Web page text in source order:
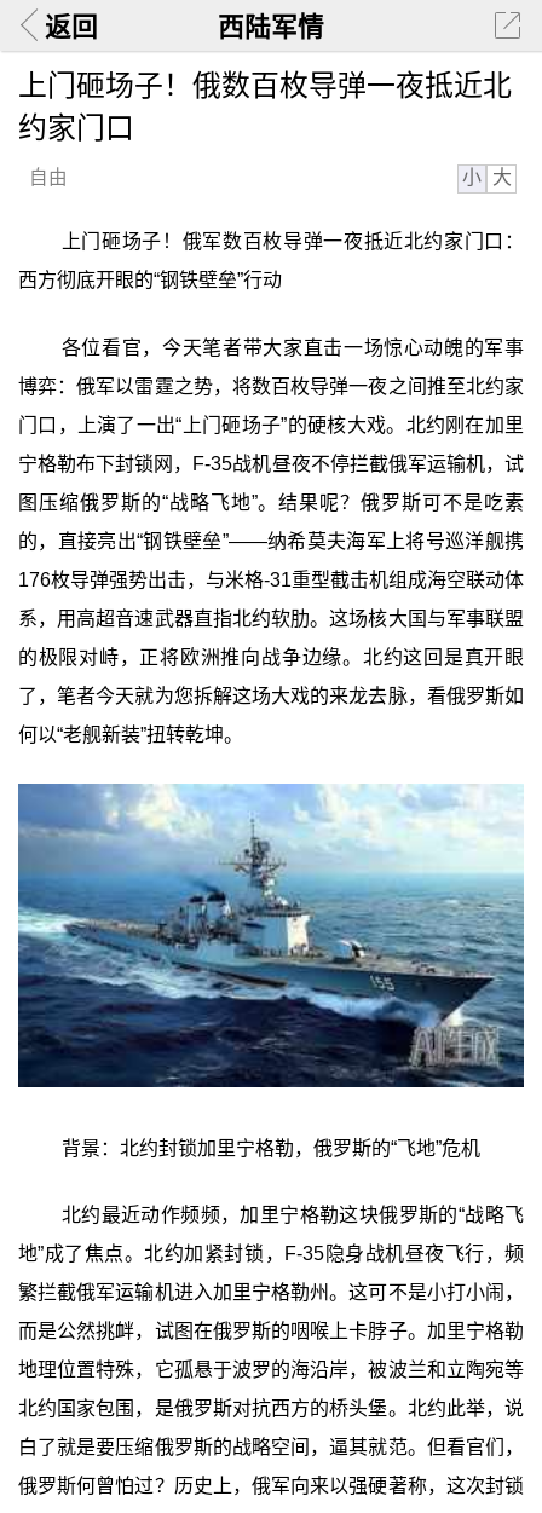
返回 西陆军情
上门砸场子！俄数百枚导弹一夜抵近北
约家门口
自由 小 大
上门砸场子！俄军数百枚导弹一夜抵近北约家门口：
西方彻底开眼的“钢铁壁垒”行动
各位看官，今天笔者带大家直击一场惊心动魄的军事
博弈：俄军以雷霆之势，将数百枚导弹一夜之间推至北约家
门口，上演了一出“上门砸场子”的硬核大戏。北约刚在加里
宁格勒布下封锁网，F-35战机昼夜不停拦截俄军运输机，试
图压缩俄罗斯的“战略飞地”。结果呢？俄罗斯可不是吃素
的，直接亮出“钢铁壁垒”——纳希莫夫海军上将号巡洋舰携
176枚导弹强势出击，与米格-31重型截击机组成海空联动体
系，用高超音速武器直指北约软肋。这场核大国与军事联盟
的极限对峙，正将欧洲推向战争边缘。北约这回是真开眼
了，笔者今天就为您拆解这场大戏的来龙去脉，看俄罗斯如
何以“老舰新装”扭转乾坤。
背景：北约封锁加里宁格勒，俄罗斯的“飞地”危机
北约最近动作频频，加里宁格勒这块俄罗斯的“战略飞
地”成了焦点。北约加紧封锁，F-35隐身战机昼夜飞行，频
繁拦截俄军运输机进入加里宁格勒州。这可不是小打小闹，
而是公然挑衅，试图在俄罗斯的咽喉上卡脖子。加里宁格勒
地理位置特殊，它孤悬于波罗的海沿岸，被波兰和立陶宛等
北约国家包围，是俄罗斯对抗西方的桥头堡。北约此举，说
白了就是要压缩俄罗斯的战略空间，逼其就范。但看官们，
俄罗斯何曾怕过？历史上，俄军向来以强硬著称，这次封锁